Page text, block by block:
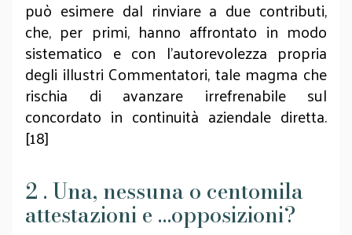
può esimere dal rinviare a due contributi,
che, per primi, hanno affrontato in modo
sistematico e con l’autorevolezza propria
degli illustri Commentatori, tale magma che
rischia di avanzare irrefrenabile sul
concordato in continuità aziendale diretta.
[18]
2 . Una, nessuna o centomila
attestazioni e …opposizioni?